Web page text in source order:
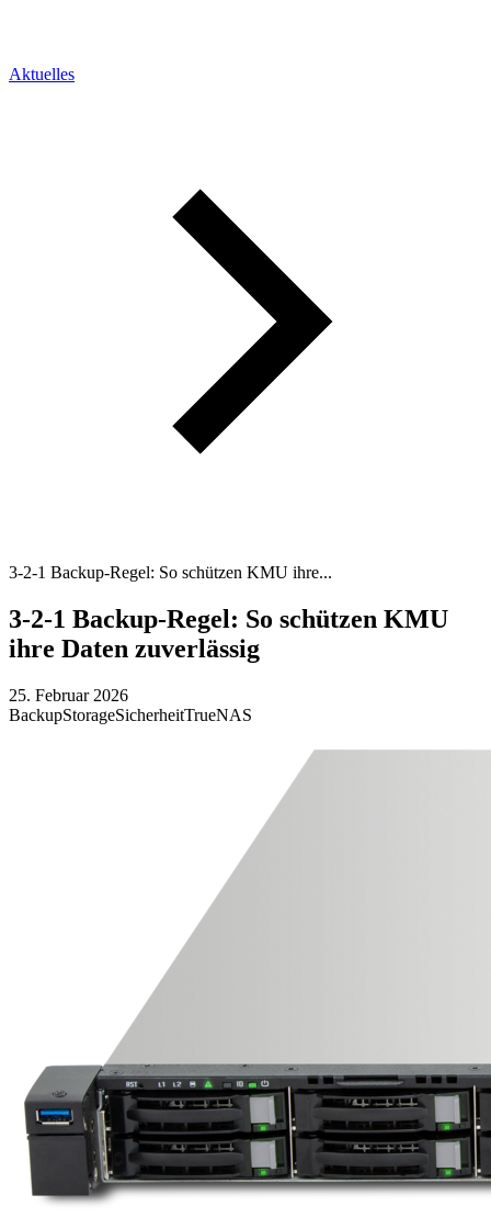
Aktuelles
3-2-1 Backup-Regel: So schützen KMU ihre...
3-2-1 Backup-Regel: So schützen KMU
ihre Daten zuverlässig
25. Februar 2026
BackupStorageSicherheitTrueNAS